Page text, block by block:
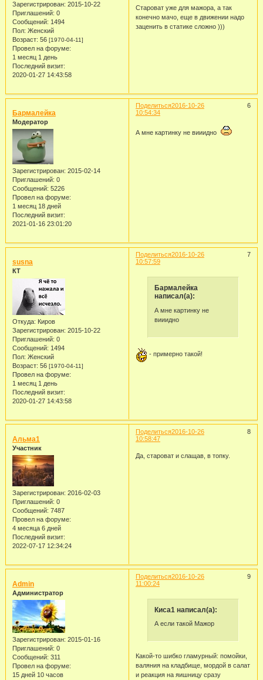
Зарегистрирован: 2015-10-22
Приглашений: 0
Сообщений: 1494
Пол: Женский
Возраст: 56 [1970-04-11]
Провел на форуме:
1 месяц 1 день
Последний визит:
2020-01-27 14:43:58
Староват уже для мажора, а так
конечно мачо, еще в движении надо
заценить в статике сложно )))
Поделиться 6
2016-10-26
10:54:34
Бармалейка
Модератор
Зарегистрирован: 2015-02-14
Приглашений: 0
Сообщений: 5226
Провел на форуме:
1 месяц 18 дней
Последний визит:
2021-01-16 23:01:20
А мне картинку не вииидно
Поделиться 7
2016-10-26
10:57:59
susna
КТ
Откуда: Киров
Зарегистрирован: 2015-10-22
Приглашений: 0
Сообщений: 1494
Пол: Женский
Возраст: 56 [1970-04-11]
Провел на форуме:
1 месяц 1 день
Последний визит:
2020-01-27 14:43:58
Бармалейка
написал(а):
А мне картинку не
вииидно
- примерно такой!
Поделиться 8
2016-10-26
10:58:47
Альма1
Участник
Зарегистрирован: 2016-02-03
Приглашений: 0
Сообщений: 7487
Провел на форуме:
4 месяца 6 дней
Последний визит:
2022-07-17 12:34:24
Да, староват и слащав, в топку.
Поделиться 9
2016-10-26
11:00:24
Admin
Администратор
Зарегистрирован: 2015-01-16
Приглашений: 0
Сообщений: 311
Провел на форуме:
15 дней 10 часов
Киса1 написал(а):
А если такой Мажор
Какой-то шибко гламурный: помойки,
валяния на кладбище, мордой в салат
и реакция на яишницу сразу